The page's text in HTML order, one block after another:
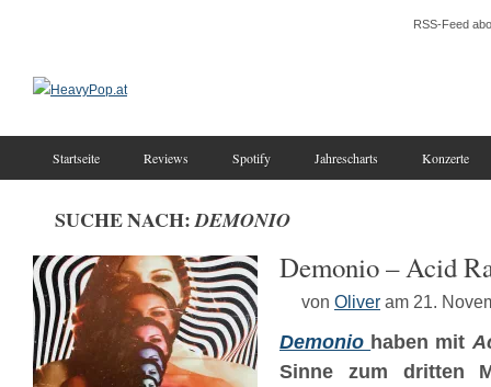
RSS-Feed
Startseite Reviews Spotify Jahrescharts Konzerte
SUCHE NACH:DEMONIO
Demonio – Acid
von Oliver am 21.
Demonio haben mit
Sinne zum dritten